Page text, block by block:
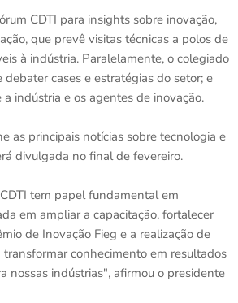
CDTI para insights sobre inovação,
que prevê visitas técnicas a polos de
à indústria. Paralelamente, o colegiado
cases e estratégias do setor; e
indústria e os agentes de inovação.
as principais notícias sobre tecnologia e
divulgada no final de fevereiro.
tem papel fundamental em
em ampliar a capacitação, fortalecer
de Inovação Fieg e a realização de
transformar conhecimento em resultados
nossas indústrias", afirmou o presidente